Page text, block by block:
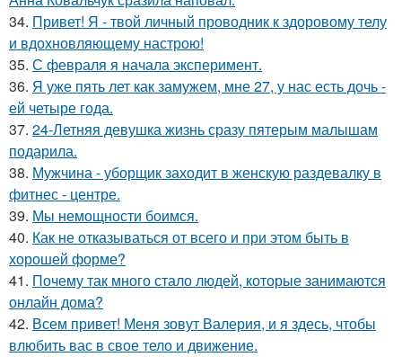
34. Привет! Я - твой личный проводник к здоровому телу
и вдохновляющему настрою!
35. С февраля я начала эксперимент.
36. Я уже пять лет как замужем, мне 27, у нас есть дочь -
ей четыре года.
37. 24-Летняя девушка жизнь сразу пятерым малышам
подарила.
38. Мужчина - уборщик заходит в женскую раздевалку в
фитнес - центре.
39. Мы немощности боимся.
40. Как не отказываться от всего и при этом быть в
хорошей форме?
41. Почему так много стало людей, которые занимаются
онлайн дома?
42. Всем привет! Меня зовут Валерия, и я здесь, чтобы
влюбить вас в свое тело и движение.